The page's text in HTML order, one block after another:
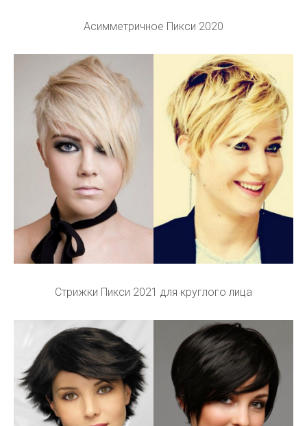
Асимметричное Пикси 2020
Стрижки Пикси 2021 для круглого лица